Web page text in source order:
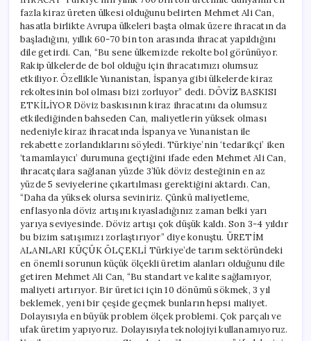
fazla kiraz üreten ülkesi olduğunu belirten Mehmet Ali Can,
hasatla birlikte Avrupa ülkeleri başta olmak üzere ihracatın da
başladığını, yıllık 60-70 bin ton arasında ihracat yapıldığını
dile getirdi. Can, “Bu sene ülkemizde rekolte bol görünüyor.
Rakip ülkelerde de bol olduğu için ihracatımızı olumsuz
etkiliyor. Özellikle Yunanistan, İspanya gibi ülkelerde kiraz
rekoltesinin bol olması bizi zorluyor” dedi. DÖVİZ BASKISI
ETKİLİYOR Döviz baskısının kiraz ihracatını da olumsuz
etkilediğinden bahseden Can, maliyetlerin yüksek olması
nedeniyle kiraz ihracatında İspanya ve Yunanistan ile
rekabette zorlandıklarını söyledi. Türkiye’nin ‘tedarikçi’ iken
‘tamamlayıcı’ durumuna geçtiğini ifade eden Mehmet Ali Can,
ihracatçılara sağlanan yüzde 3’lük döviz desteğinin en az
yüzde 5 seviyelerine çıkartılması gerektiğini aktardı. Can,
“Daha da yüksek olursa seviniriz. Çünkü maliyetleme,
enflasyonla döviz artışını kıyasladığınız zaman belki yarı
yarıya seviyesinde. Döviz artışı çok düşük kaldı. Son 3-4 yıldır
bu bizim satışımızı zorlaştırıyor” diye konuştu. ÜRETİM
ALANLARI KÜÇÜK ÖLÇEKLİ Türkiye’de tarım sektöründeki
en önemli sorunun küçük ölçekli üretim alanları olduğunu dile
getiren Mehmet Ali Can, “Bu standart ve kalite sağlamıyor,
maliyeti artırıyor. Bir üretici için 10 dönümü sökmek, 3 yıl
beklemek, yeni bir çeşide geçmek bunların hepsi maliyet.
Dolayısıyla en büyük problem ölçek problemi. Çok parçalı ve
ufak üretim yapıyoruz. Dolayısıyla teknolojiyi kullanamıyoruz.